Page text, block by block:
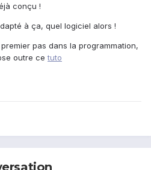
conçu !
à ça, quel logiciel alors !
pas dans la programmation,
outre cetuto